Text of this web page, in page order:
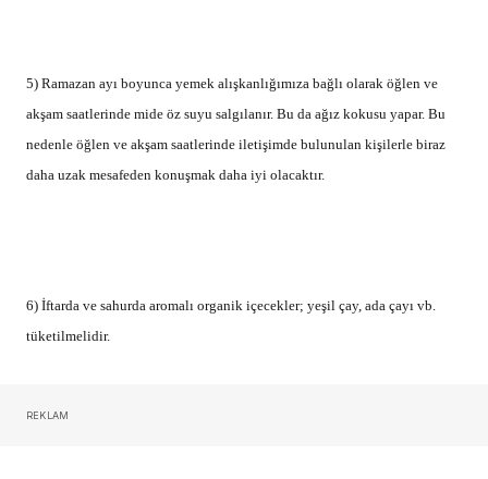
5) Ramazan ayı boyunca yemek alışkanlığımıza bağlı olarak öğlen ve
akşam saatlerinde mide öz suyu salgılanır. Bu da ağız kokusu yapar. Bu
nedenle öğlen ve akşam saatlerinde iletişimde bulunulan kişilerle biraz
daha uzak mesafeden konuşmak daha iyi olacaktır.
6) İftarda ve sahurda aromalı organik içecekler; yeşil çay, ada çayı vb.
tüketilmelidir.
REKLAM